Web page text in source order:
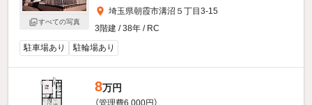
すべての写真
埼玉県朝霞市溝沼５丁目3-15
3階建 / 38年 / RC
駐車場あり
駐輪場あり
8万円
（管理費6,000円）